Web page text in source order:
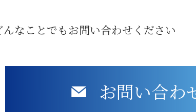
なことでもお問い合わせください
お問い合わ